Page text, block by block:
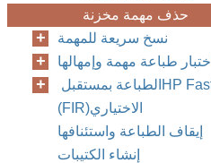
حذف مهمة مخزنة
نسخ سريعة للمهمة
اختبار طباعة مهمة وإمهالها
الطباعة بمستقبل ‏HP Fast InfraRed
(FIR)‎‏ الاختياري‏
إيقاف الطباعة واستئنافها
إنشاء الكتيبات